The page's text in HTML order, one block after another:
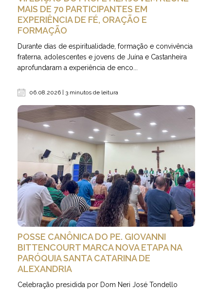
MAIS DE 70 PARTICIPANTES EM
EXPERIÊNCIA DE FÉ, ORAÇÃO E
FORMAÇÃO
Durante dias de espiritualidade, formação e convivência
fraterna, adolescentes e jovens de Juína e Castanheira
aprofundaram a experiência de enco...
06.08.2026 | 3 minutos de leitura
POSSE CANÔNICA DO PE. GIOVANNI
BITTENCOURT MARCA NOVA ETAPA NA
PARÓQUIA SANTA CATARINA DE
ALEXANDRIA
Celebração presidida por Dom Neri José Tondello